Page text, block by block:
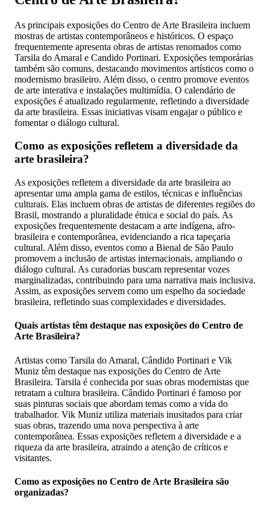
As principais exposições do Centro de Arte Brasileira incluem
mostras de artistas contemporâneos e históricos. O espaço
frequentemente apresenta obras de artistas renomados como
Tarsila do Amaral e Candido Portinari. Exposições temporárias
também são comuns, destacando movimentos artísticos como o
modernismo brasileiro. Além disso, o centro promove eventos
de arte interativa e instalações multimídia. O calendário de
exposições é atualizado regularmente, refletindo a diversidade
da arte brasileira. Essas iniciativas visam engajar o público e
fomentar o diálogo cultural.
Como as exposições refletem a diversidade da
arte brasileira?
As exposições refletem a diversidade da arte brasileira ao
apresentar uma ampla gama de estilos, técnicas e influências
culturais. Elas incluem obras de artistas de diferentes regiões do
Brasil, mostrando a pluralidade étnica e social do país. As
exposições frequentemente destacam a arte indígena, afro-
brasileira e contemporânea, evidenciando a rica tapeçaria
cultural. Além disso, eventos como a Bienal de São Paulo
promovem a inclusão de artistas internacionais, ampliando o
diálogo cultural. As curadorias buscam representar vozes
marginalizadas, contribuindo para uma narrativa mais inclusiva.
Assim, as exposições servem como um espelho da sociedade
brasileira, refletindo suas complexidades e diversidades.
Quais artistas têm destaque nas exposições do Centro de
Arte Brasileira?
Artistas como Tarsila do Amaral, Cândido Portinari e Vik
Muniz têm destaque nas exposições do Centro de Arte
Brasileira. Tarsila é conhecida por suas obras modernistas que
retratam a cultura brasileira. Cândido Portinari é famoso por
suas pinturas sociais que abordam temas como a vida do
trabalhador. Vik Muniz utiliza materiais inusitados para criar
suas obras, trazendo uma nova perspectiva à arte
contemporânea. Essas exposições refletem a diversidade e a
riqueza da arte brasileira, atraindo a atenção de críticos e
visitantes.
Como as exposições no Centro de Arte Brasileira são
organizadas?